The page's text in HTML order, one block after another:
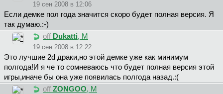
19 сен 2008 в 12:06
Если демке пол года значится скоро будет полная версия. Я
так думаю.:-)
off Dukatti, М
19 сен 2008 в 12:22
Это лучшие 2d драки,но этой демке уже как минимум
полгода!И я че то сомневаюсь что будет полная версия этой
игры,иначе бы она уже появилась полгода назад.:(
off ZONGOO, М